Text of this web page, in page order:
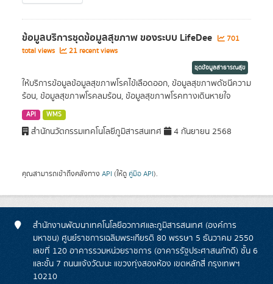
ข้อมูลบริการชุดข้อมูลสุขภาพ ของระบบ LifeDee
701
total views
21 recent views
ชุดข้อมูลสาธารณสุข
ให้บริการข้อมูลข้อมูลสุขภาพโรคไข้เลือดออก, ข้อมูลสุขภาพดัชนีความ
ร้อน, ข้อมูลสุขภาพโรคลมร้อน, ข้อมูลสุขภาพโรคทางเดินหายใจ
API WMS
สำนักนวัตกรรมเทคโนโลยีภูมิสารสนเทศ 4 กันยายน 2568
คุณสามารถเข้าถึงคลังทาง API (ให้ดู คู่มือ API).
สำนักงานพัฒนาเทคโนโลยีอวกาศและภูมิสารสนเทศ (องค์การ
มหาชน) ศูนย์ราชการเฉลิมพระเกียรติ 80 พรรษา 5 ธันวาคม 2550
เลขที่ 120 อาคารรวมหน่วยราชการ (อาคารรัฐประศาสนภักดี) ชั้น 6
และชั้น 7 ถนนแจ้งวัฒนะ แขวงทุ่งสองห้อง เขตหลักสี่ กรุงเทพฯ
10210